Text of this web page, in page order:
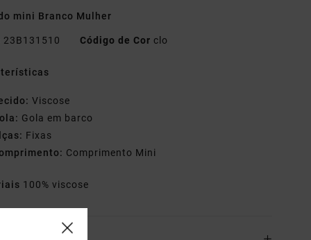
mini Branco Mulher
23B131510 Código de Cor clo
Viscose
Gola em barco
Fixas
Comprimento Mini
100% viscose